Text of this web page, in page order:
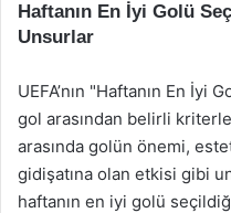
Haftanın En İyi Golü
Unsurlar
UEFA’nın "Haftanın En
gol arasından belirli
arasında golün önemi,
gidişatına olan etkisi gibi
haftanın en iyi golü